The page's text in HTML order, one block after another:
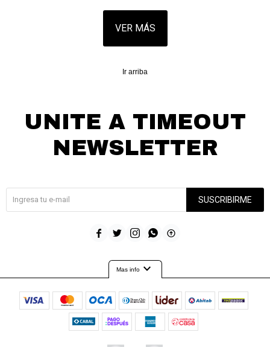
VER MÁS
Ir arriba
UNITE A TIMEOUT
NEWSLETTER
SUSCRIBIRME
    
Mas infoexpand_more